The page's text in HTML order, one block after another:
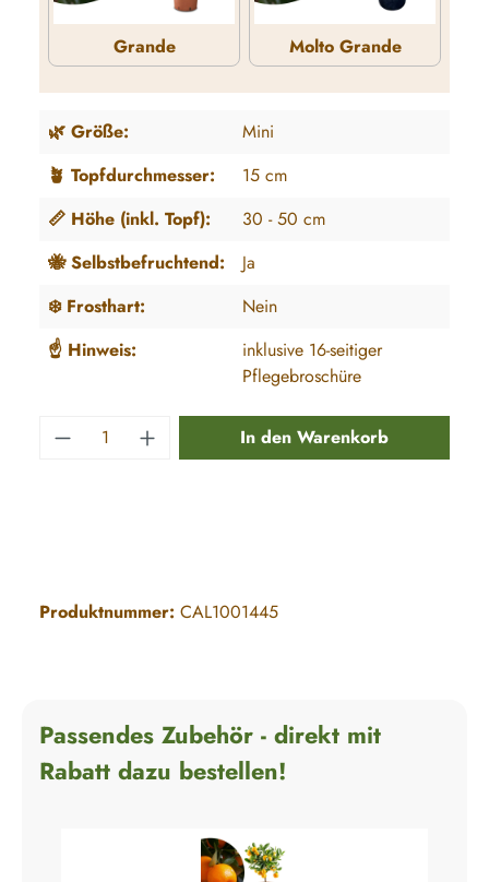
Grande
Molto Grande
🌿 Größe:
Mini
🪴 Topfdurchmesser:
15 cm
📏 Höhe (inkl. Topf):
30 - 50 cm
🐝 Selbstbefruchtend:
Ja
❄️ Frosthart:
Nein
☝️ Hinweis:
inklusive 16-seitiger
Pflegebroschüre
Produkt Anzahl: Gib den gewünschten
In den Warenkorb
Produktnummer: CAL1001445
Passendes Zubehör - direkt mit
Rabatt dazu bestellen!